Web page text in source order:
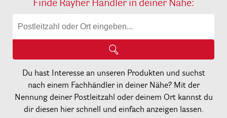
Finde Rayher Händler in deiner Nähe:
Du hast Interesse an unseren Produkten und suchst
nach einem Fachhändler in deiner Nähe? Mit der
Nennung deiner Postleitzahl oder deinem Ort kannst du
dir diesen hier schnell und einfach anzeigen lassen.